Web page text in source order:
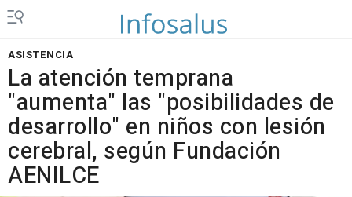
ASISTENCIA
La atención temprana
"aumenta" las "posibilidades de
desarrollo" en niños con lesión
cerebral, según Fundación
AENILCE